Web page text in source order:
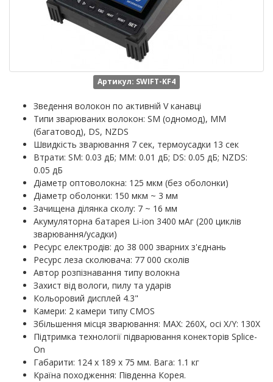
Артикул: SWIFT-KF4
Зведення волокон по активній V канавці
Типи зварюваних волокон: SM (одномод), MM
(багатовод), DS, NZDS
Швидкість зварювання 7 сек, термоусадки 13 сек
Втрати: SM: 0.03 дБ; MM: 0.01 дБ; DS: 0.05 дБ; NZDS:
0.05 дБ
Діаметр оптоволокна: 125 мкм (без оболонки)
Діаметр оболонки: 150 мкм ~ 3 мм
Зачищена ділянка сколу: 7 ~ 16 мм
Акумуляторна батарея Li-ion 3400 мАг (200 циклів
зварювання/усадки)
Ресурс електродів: до 38 000 зварних з'єднань
Ресурс леза сколювача: 77 000 сколів
Автор розпізнавання типу волокна
Захист від вологи, пилу та ударів
Кольоровий дисплей 4.3"
Камери: 2 камери типу CMOS
Збільшення місця зварювання: MAX: 260X, осі X/Y: 130X
Підтримка технології підварювання конекторів Splice-
On
Габарити: 124 х 189 х 75 мм. Вага: 1.1 кг
Країна походження: Південна Корея.